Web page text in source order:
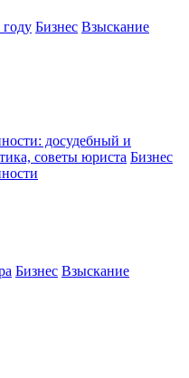
году Бизнес Взыскание
досудебный и
советы юриста Бизнес
Бизнес Взыскание